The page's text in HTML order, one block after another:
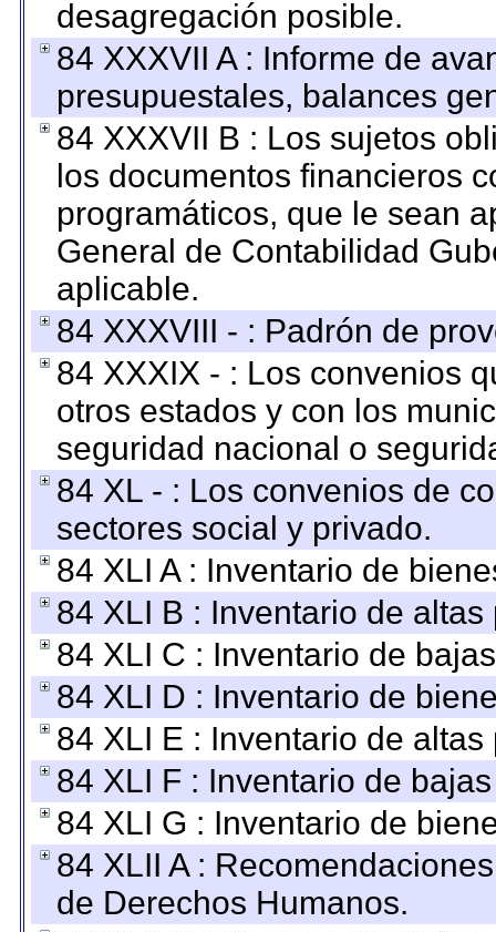
desagregación posible.
84 XXXVII A : Informe de
presupuestales, balances
84 XXXVII B : Los sujetos
los documentos financieros
programáticos, que le sean
General de Contabilidad
aplicable.
84 XXXVIII - : Padrón de
84 XXXIX - : Los convenios
otros estados y con los
seguridad nacional o
84 XL - : Los convenios de
sectores social y privado.
84 XLI A : Inventario de
84 XLI B : Inventario de
84 XLI C : Inventario de
84 XLI D : Inventario de
84 XLI E : Inventario de
84 XLI F : Inventario de
84 XLI G : Inventario de
84 XLII A :
de Derechos Humanos.